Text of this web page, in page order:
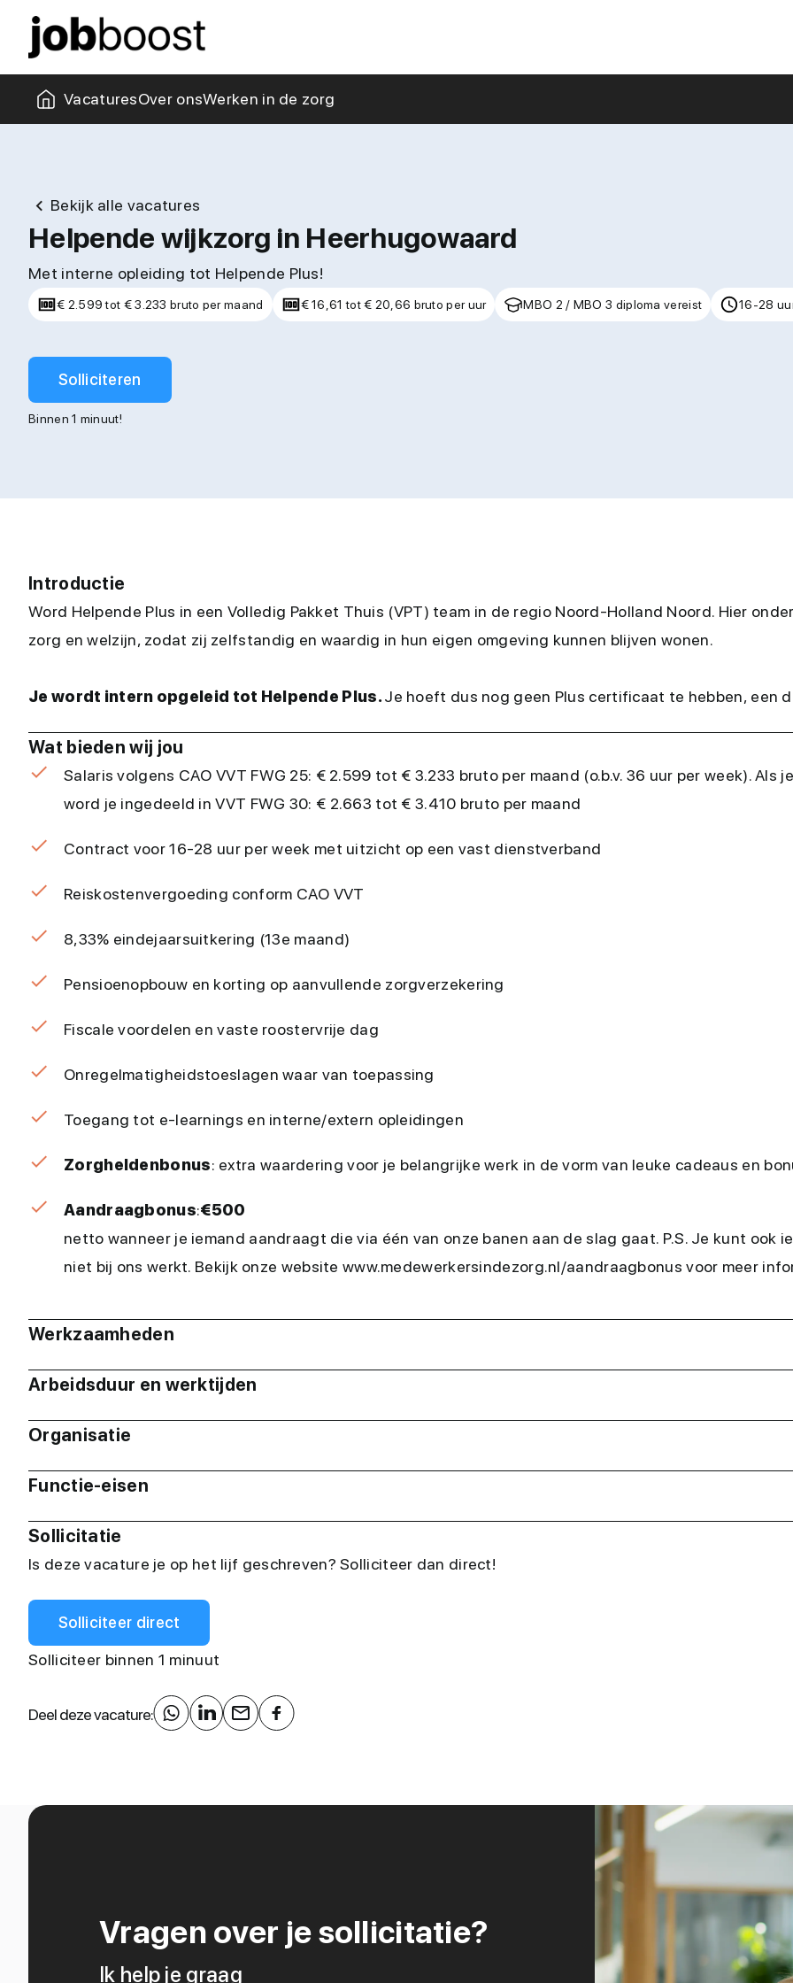
VacaturesOver ons
Missie & visie
KantoorWerken in de zorg
Zorgblogs
Bekijk alle vacatures
Helpende wijkzorg in Heerhugowaard
Met interne opleiding tot Helpende Plus!
€ 2.599 tot € 3.233 bruto per maand € 16,61 tot € 20,66 bruto per uur MBO 2 / MBO 3 diploma vereist 16-28
Solliciteren
Binnen 1 minuut!
Introductie
Word Helpende Plus in een Volledig Pakket Thuis (VPT) team in de regio Noord-Holland Noord. Hier
zorg en welzijn, zodat zij zelfstandig en waardig in hun eigen omgeving kunnen blijven wonen.
Je wordt intern opgeleid tot Helpende Plus.Je hoeft dus nog geen Plus certificaat te hebben, een
Wat bieden wij jou
Salaris volgens CAO VVT FWG 25: € 2.599 tot € 3.233 bruto per maand (o.b.v. 36 uur per week).
word je ingedeeld in VVT FWG 30: € 2.663 tot € 3.410 bruto per maand
Contract voor 16-28 uur per week met uitzicht op een vast dienstverband
Reiskostenvergoeding conform CAO VVT
8,33% eindejaarsuitkering (13e maand)
Pensioenopbouw en korting op aanvullende zorgverzekering
Fiscale voordelen en vaste roostervrije dag
Onregelmatigheidstoeslagen waar van toepassing
Toegang tot e-learnings en interne/extern opleidingen
Zorgheldenbonus: extra waardering voor je belangrijke werk in de vorm van leuke cadeaus en
Aandraagbonus:€500
netto wanneer je iemand aandraagt die via één van onze banen aan de slag gaat. P.S. Je kunt ook
niet bij ons werkt. Bekijk onze website www.medewerkersindezorg.nl/aandraagbonus voor meer
Werkzaamheden
Arbeidsduur en werktijden
Organisatie
Functie-eisen
Sollicitatie
Is deze vacature je op het lijf geschreven? Solliciteer dan direct!
Solliciteer direct
Solliciteer binnen 1 minuut
Deel deze vacature:
Vragen over je sollicitatie?
Ik help je graag